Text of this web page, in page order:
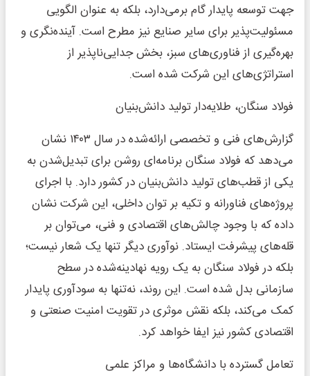
جهت توسعه پایدار گام برمی‌دارد، بلکه به عنوان الگویی
مسئولیت‌پذیر برای سایر صنایع نیز مطرح است. آینده‌نگری و
بهره‌گیری از فناوری‌های سبز، بخش جدایی‌ناپذیر از
استراتژی‌های این شرکت شده است.
فولاد سنگان، طلایه‌دار تولید دانش‌بنیان
گزارش‌های فنی و تخصصی ارائه‌شده در سال ۱۴۰۳ نشان
می‌دهد که فولاد سنگان برنامه‌ای روشن برای تبدیل‌شدن به
یکی از قطب‌های تولید دانش‌بنیان در کشور دارد. با اجرای
پروژه‌های فناورانه و تکیه بر توان داخلی، این شرکت نشان
داده که با وجود چالش‌های اقتصادی و فنی، می‌توان بر
قله‌های پیشرفت ایستاد. نوآوری دیگر تنها یک شعار نیست؛
بلکه در فولاد سنگان به یک رویه نهادینه‌شده در سطح
سازمانی بدل شده است. این روند، نه‌تنها به سودآوری پایدار
کمک می‌کند، بلکه نقش موثری در تقویت امنیت صنعتی و
اقتصادی کشور نیز ایفا خواهد کرد.
تعامل گسترده با دانشگاه‌ها و مراکز علمی